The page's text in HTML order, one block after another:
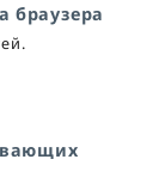
браузера